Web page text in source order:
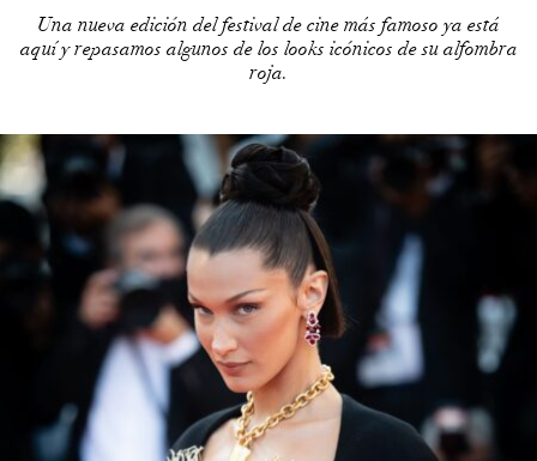
Una nueva edición del festival de cine más famoso ya está
aquí y repasamos algunos de los looks icónicos de su alfombra
roja.